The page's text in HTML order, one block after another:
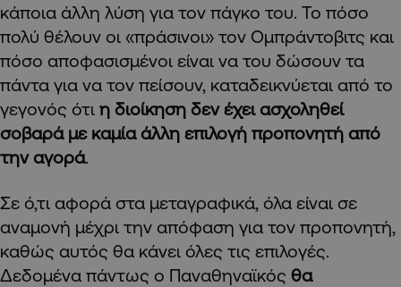
κάποια άλλη λύση για τον πάγκο του. Το πόσο
πολύ θέλουν οι «πράσινοι» τον Ομπράντοβιτς και
πόσο αποφασισμένοι είναι να του δώσουν τα
πάντα για να τον πείσουν, καταδεικνύεται από το
γεγονός ότι η διοίκηση δεν έχει ασχοληθεί
σοβαρά με καμία άλλη επιλογή προπονητή από
την αγορά.
Σε ό,τι αφορά στα μεταγραφικά, όλα είναι σε
αναμονή μέχρι την απόφαση για τον προπονητή,
καθώς αυτός θα κάνει όλες τις επιλογές.
Δεδομένα πάντως ο Παναθηναϊκός θα